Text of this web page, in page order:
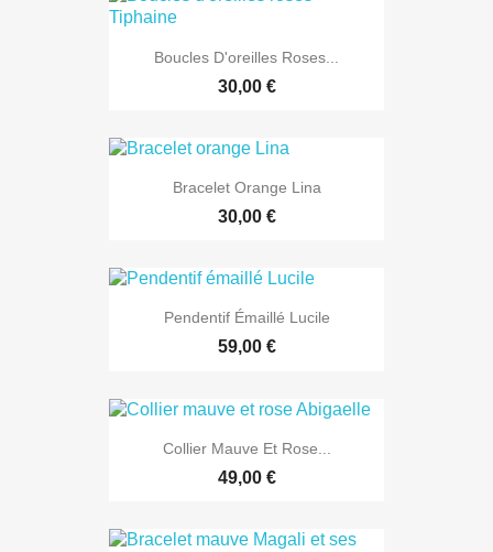
Boucles D'oreilles Roses...
30,00 €
Bracelet Orange Lina
30,00 €
Pendentif Émaillé Lucile
59,00 €
Collier Mauve Et Rose...
49,00 €